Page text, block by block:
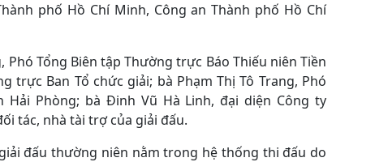
phố Hồ Chí Minh, Công an Thành phố Hồ Chí
Tổng Biên tập Thường trực Báo Thiếu niên Tiền
trực Ban Tổ chức giải; bà Phạm Thị Tô Trang, Phó
Hải Phòng; bà Đinh Vũ Hà Linh, đại diện Công ty
tác, nhà tài trợ của giải đấu.
đấu thường niên nằm trong hệ thống thi đấu do